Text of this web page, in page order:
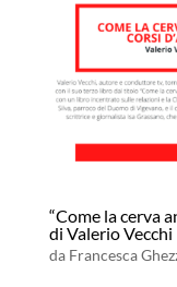
“Come la cerva
di Valerio Vecchi
da Francesca